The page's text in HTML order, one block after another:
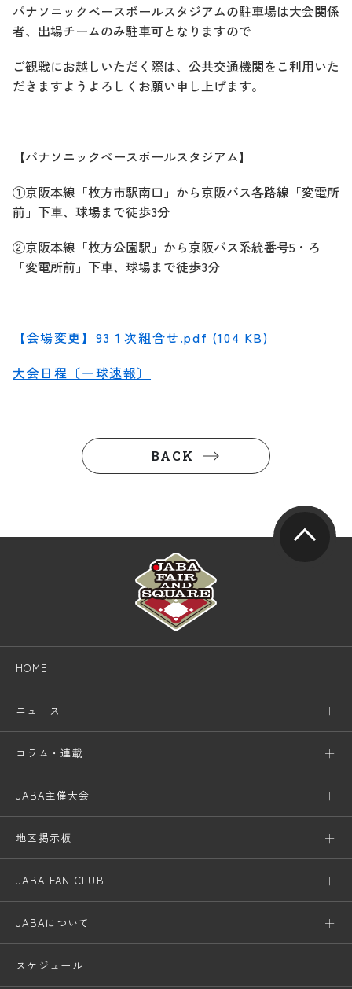
パナソニックベースボールスタジアムの駐車場は大会関係
者、出場チームのみ駐車可となりますので
ご観戦にお越しいただく際は、公共交通機関をこ利用いた
だきますようよろしくお願い申し上げます。
【パナソニックベースボールスタジアム】
①京阪本線「枚方市駅南口」から京阪バス各路線「変電所
前」下車、球場まで徒歩3分
②京阪本線「枚方公園駅」から京阪バス系統番号5・ろ
「変電所前」下車、球場まで徒歩3分
【会場変更】93１次組合せ.pdf (104 KB)
大会日程〔一球速報〕
BACK
HOME
ニュース
コラム・連載
JABA主催大会
地区掲示板
JABA FAN CLUB
JABAについて
スケジュール